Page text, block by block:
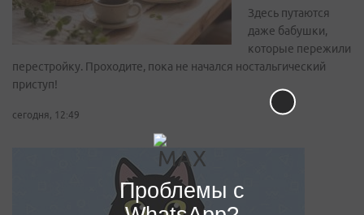
Здесь путаются
даже бабушки,
которые пережили
перестройку. Проходите, пока не начался ностальгический
приступ!
сегодня, 12:49
Проблемы с